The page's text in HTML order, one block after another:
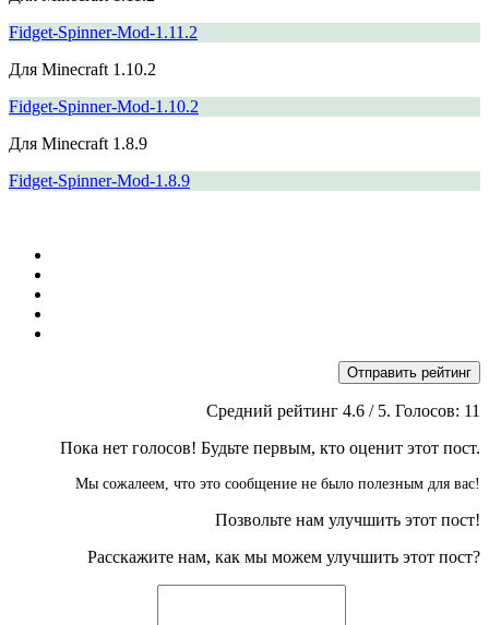
Fidget-Spinner-Mod-1.11.2
Для Minecraft 1.10.2
Fidget-Spinner-Mod-1.10.2
Для Minecraft 1.8.9
Fidget-Spinner-Mod-1.8.9
Отправить рейтинг
Средний рейтинг 4.6 / 5. Голосов: 11
Пока нет голосов! Будьте первым, кто оценит этот пост.
Мы сожалеем, что это сообщение не было полезным для вас!
Позвольте нам улучшить этот пост!
Расскажите нам, как мы можем улучшить этот пост?